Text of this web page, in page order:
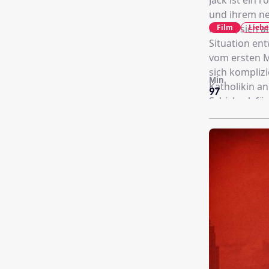
und ihrem
Maria, sich
Situation
vom ersten Moment an
sich
Katholikin
97
Min.
Film